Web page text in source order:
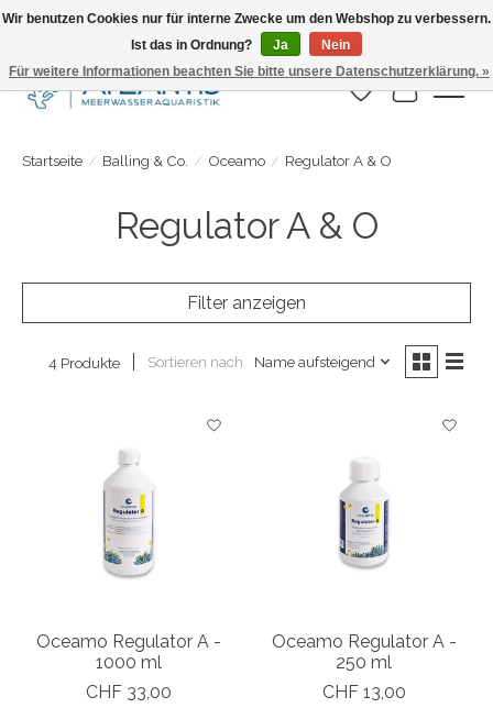
Täglicher Versand. Bestelle bis 15.00 Uhr
Wunschzettel
Ihr
Startseite / Balling & Co. / Oceamo / Regulator A & O
Regulator A & O
Filter anzeigen
4 Produkte Sortieren nach Name aufsteigend
Oceamo Regulator A -
1000 ml
CHF 33,00
Oceamo Regulator A -
250 ml
CHF 13,00
Wir benutzen Cookies nur für interne Zwecke um den Webshop zu verbessern.
Ist das in Ordnung?
Ja
Nein
Für weitere Informationen beachten Sie bitte unsere Datenschutzerklärung. »